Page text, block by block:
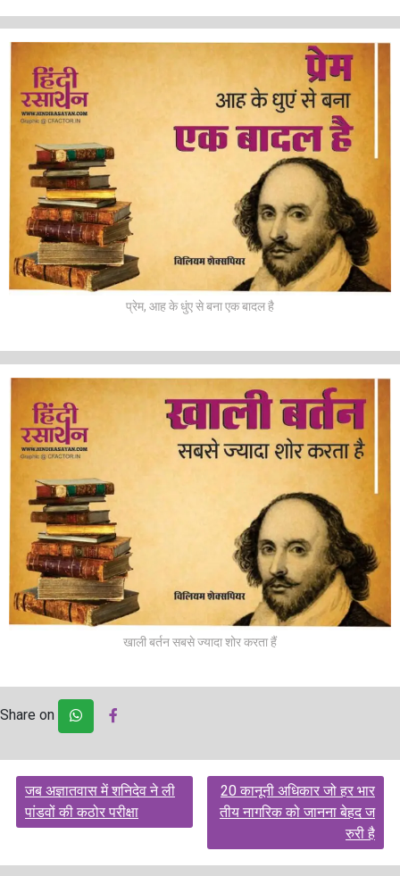
प्रेम, आह के धुंए से बना एक बादल है
खाली बर्तन सबसे ज्यादा शोर करता हैं
Share on
Post
navigation
जब अज्ञातवास में शनिदेव ने ली
पांडवों की कठोर परीक्षा
20 कानूनी अधिकार जो हर भार
तीय नागरिक को जानना बेहद ज
रुरी है